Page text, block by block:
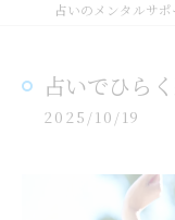
占いでひら
2025/10/19